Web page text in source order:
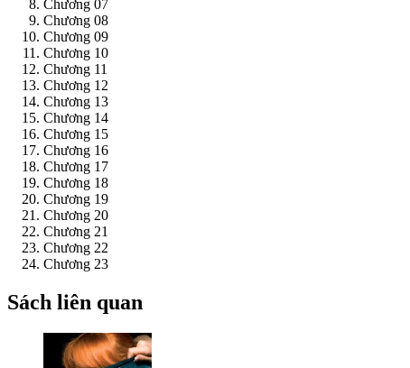
Chương 07
Chương 08
Chương 09
Chương 10
Chương 11
Chương 12
Chương 13
Chương 14
Chương 15
Chương 16
Chương 17
Chương 18
Chương 19
Chương 20
Chương 21
Chương 22
Chương 23
Sách liên quan